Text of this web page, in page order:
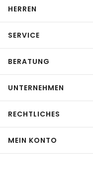
HERREN
SERVICE
BERATUNG
UNTERNEHMEN
RECHTLICHES
MEIN KONTO